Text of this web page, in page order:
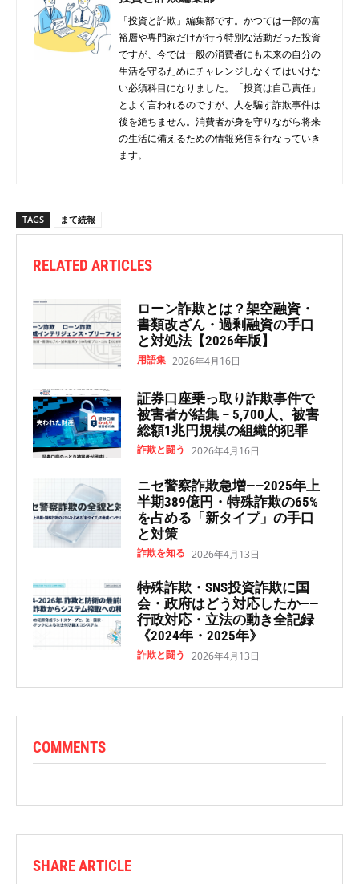
「投資と詐欺」編集部です。かつては一部の富
裕層や専門家だけが行う特別な活動だった投資
ですが、今では一般の消費者にも未来の自分の
生活を守るためにチャレンジしなくてはいけな
い必須科目になりました。「投資は自己責任」
とよく言われるのですが、人を騙す詐欺事件は
後を絶ちません。消費者が身を守りながら将来
の生活に備えるための情報発信を行なっていき
ます。
TAGS まて続報
RELATED ARTICLES
ローン詐欺とは？架空融資・
書類改ざん・過剰融資の手口
と対処法【2026年版】
用語集 2026年4月16日
証券口座乗っ取り詐欺事件で
被害者が結集 – 5,700人、被害
総額1兆円規模の組織的犯罪
詐欺と闘う 2026年4月16日
ニセ警察詐欺急増——2025年上
半期389億円・特殊詐欺の65%
を占める「新タイプ」の手口
と対策
詐欺を知る 2026年4月13日
特殊詐欺・SNS投資詐欺に国
会・政府はどう対応したか——
行政対応・立法の動き全記録
《2024年・2025年》
詐欺と闘う 2026年4月13日
COMMENTS
SHARE ARTICLE